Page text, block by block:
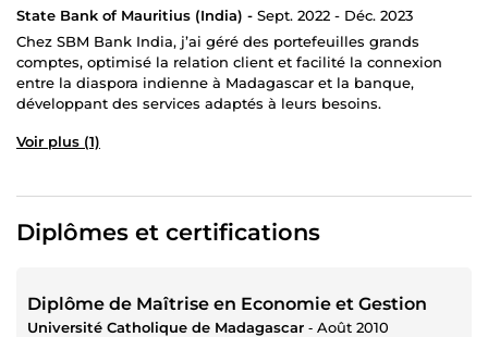
State Bank of Mauritius (India) - Sept. 2022 - Déc. 2023
Chez SBM Bank India, j’ai géré des portefeuilles grands
comptes, optimisé la relation client et facilité la connexion
entre la diaspora indienne à Madagascar et la banque,
développant des services adaptés à leurs besoins.
Voir plus (1)
Diplômes et certifications
Diplôme de Maîtrise en Economie et Gestion
Université Catholique de Madagascar ‐ Août 2010